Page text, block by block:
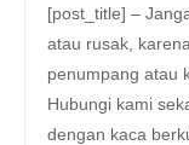
[post_title] –
atau rusak,
penumpang atau
Hubungi kami
dengan kaca